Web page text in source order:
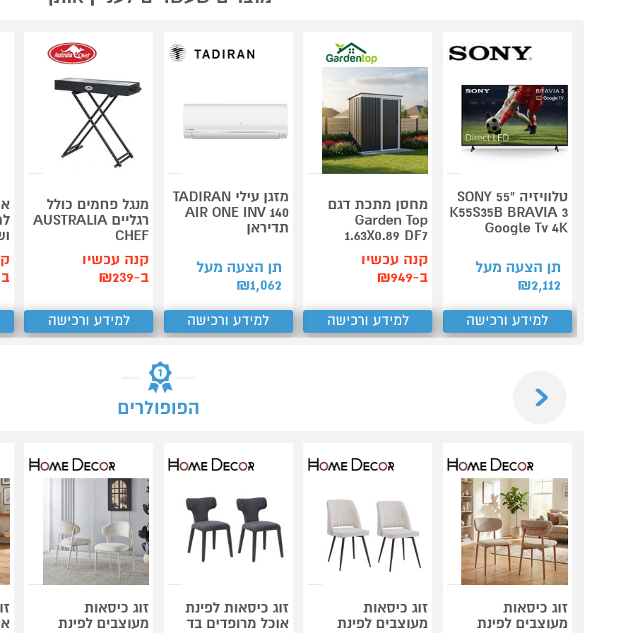
טלוויזיה "55 SONY
K55S35B BRAVIA 3
Google Tv 4K
תן הצעה מעל
2,112
₪
למידע ורכישה
מחסן מתכת דגם
Garden Top
1.63X0.89 DF7
קנה עכשיו
ב-₪949
למידע ורכישה
מזגן עילי TADIRAN
AIR ONE INV 140
תדיראן
תן הצעה מעל
1,062
₪
למידע ורכישה
מנגל פחמים כולל
רגליים AUSTRALIA
CHEF
קנה עכשיו
ב-₪239
למידע ורכישה
ב-
הפופולרים
זוג כיסאות
מעוצבים לפינת
זוג כיסאות
מעוצבים לפינת
זוג כיסאות לפינת
אוכל מרופדים בד
זוג כיסאות
מעוצבים לפינת